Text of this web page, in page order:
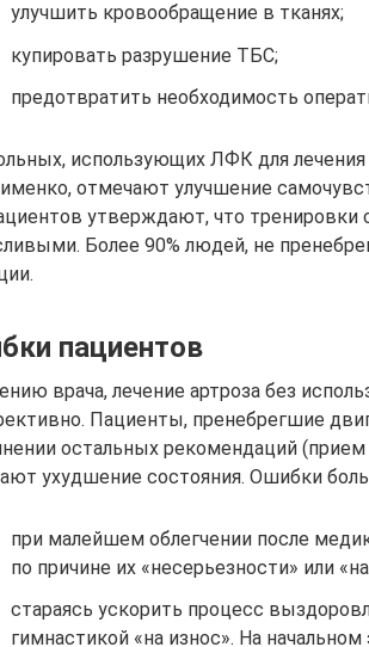
улучшить кровообращение в тканях;
купировать разрушение ТБС;
предотвратить необходимость
использующих ЛФК для
отмечают улучшение
утверждают, что
Более 90% людей, не
пациентов
врача, лечение артроза без
Пациенты, пренебрегшие
остальных рекомендаций
ухудшение состояния. Ошибки
при малейшем облегчении после
по причине их «несерьезности» или
стараясь ускорить процесс
гимнастикой «на износ». На